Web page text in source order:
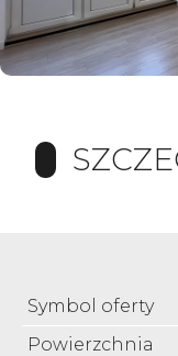
Symbol oferty
Powierzchnia